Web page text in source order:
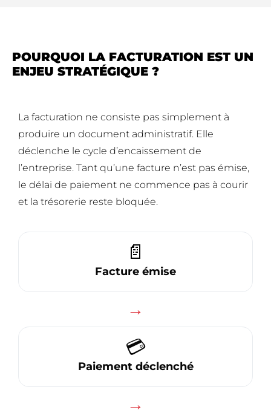
POURQUOI LA FACTURATION EST UN
ENJEU STRATÉGIQUE ?
La facturation ne consiste pas simplement à
produire un document administratif. Elle
déclenche le cycle d’encaissement de
l’entreprise. Tant qu’une facture n’est pas émise,
le délai de paiement ne commence pas à courir
et la trésorerie reste bloquée.
📄
Facture émise
→
💳
Paiement déclenché
→